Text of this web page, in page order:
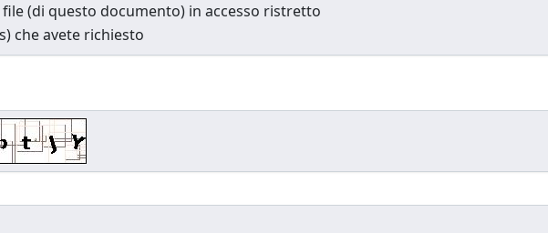
(di questo documento) in accesso ristretto
che avete richiesto